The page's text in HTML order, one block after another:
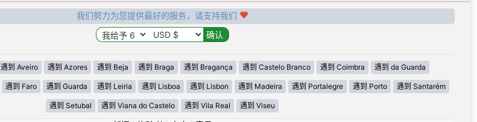
我们努力为您提供最好的服务，请支持我们
遇到 Aveiro 遇到 Azores 遇到 Beja 遇到 Braga 遇到 Bragança 遇到 Castelo Branco 遇到 Coimbra 遇到 da Guarda
遇到 Faro 遇到 Guarda 遇到 Leiria 遇到 Lisboa 遇到 Lisbon 遇到 Madeira 遇到 Portalegre 遇到 Porto 遇到 Santarém
遇到 Setubal 遇到 Viana do Castelo 遇到 Vila Real 遇到 Viseu